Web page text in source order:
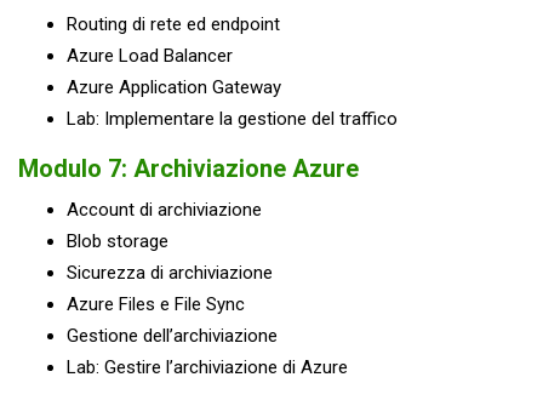
Routing di rete ed endpoint
Azure Load Balancer
Azure Application Gateway
Lab: Implementare la gestione del traffico
Modulo 7: Archiviazione Azure
Account di archiviazione
Blob storage
Sicurezza di archiviazione
Azure Files e File Sync
Gestione dell’archiviazione
Lab: Gestire l’archiviazione di Azure